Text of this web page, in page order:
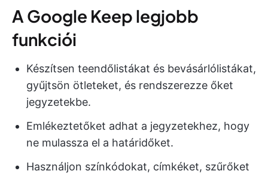
A Google Keep legjobb
funkciói
Készítsen teendőlistákat és bevásárlólistákat,
gyűjtsön ötleteket, és rendszerezze őket
jegyzetekbe.
Emlékeztetőket adhat a jegyzetekhez, hogy
ne mulassza el a határidőket.
Használjon színkódokat, címkéket, szűrőket